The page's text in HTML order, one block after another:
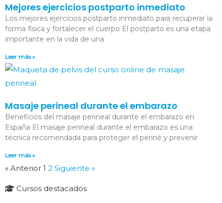
Mejores ejercicios postparto inmediato
Los mejores ejercicios postparto inmediato para recuperar la
forma física y fortalecer el cuerpo El postparto es una etapa
importante en la vida de una
Leer más »
Masaje perineal durante el embarazo
Beneficios del masaje perineal durante el embarazo en
España El masaje perineal durante el embarazo es una
técnica recomendada para proteger el periné y prevenir
Leer más »
« Anterior 1 2 Siguiente »
Cursos destacados